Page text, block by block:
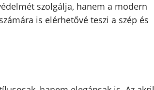
szolgálja, hanem a modern
is elérhetővé teszi a szép és